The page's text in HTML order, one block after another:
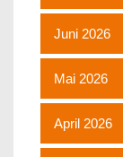
Juni 2026
Mai 2026
April 2026